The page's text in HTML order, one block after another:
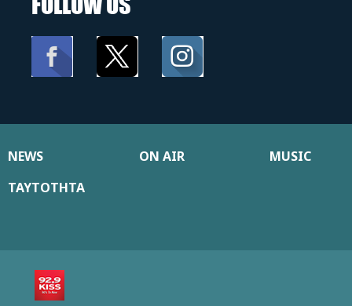
NEWS ON AIR
MUSIC
ΤΑΥΤΟΤΗΤΑ